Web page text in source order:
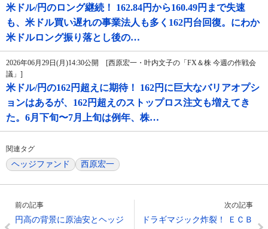
米ドル/円のロング継続！ 162.84円から160.49円まで失速
も、米ドル買い遅れの事業法人も多く162円台回復。にわか
米ドルロング振り落とし後の…
2026年06月29日(月)14:30公開 [西原宏一・叶内文子の「FX＆株 今週の作戦会
議」]
米ドル/円の162円超えに期待！ 162円に巨大なバリアオプシ
ョンはあるが、162円超えのストップロス注文も増えてき
た。6月下旬〜7月上旬は例年、株…
関連タグ
ヘッジファンド 西原宏一
前の記事
円高の背景に原油安とヘッジ
次の記事
ドラギマジック炸裂！ ＥＣＢ